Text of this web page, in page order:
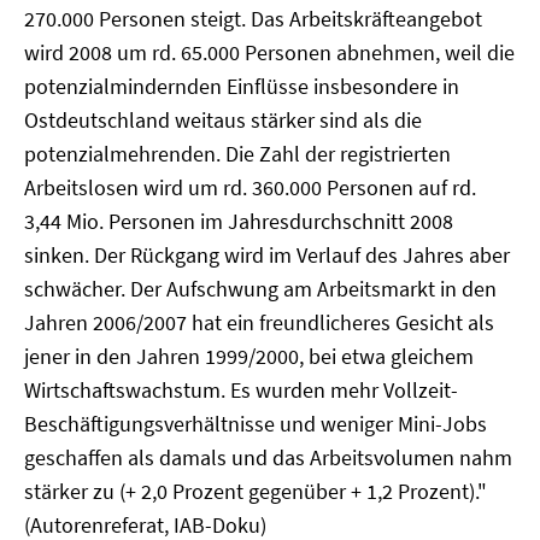
270.000 Personen steigt. Das Arbeitskräfteangebot
wird 2008 um rd. 65.000 Personen abnehmen, weil die
potenzialmindernden Einflüsse insbesondere in
Ostdeutschland weitaus stärker sind als die
potenzialmehrenden. Die Zahl der registrierten
Arbeitslosen wird um rd. 360.000 Personen auf rd.
3,44 Mio. Personen im Jahresdurchschnitt 2008
sinken. Der Rückgang wird im Verlauf des Jahres aber
schwächer. Der Aufschwung am Arbeitsmarkt in den
Jahren 2006/2007 hat ein freundlicheres Gesicht als
jener in den Jahren 1999/2000, bei etwa gleichem
Wirtschaftswachstum. Es wurden mehr Vollzeit-
Beschäftigungsverhältnisse und weniger Mini-Jobs
geschaffen als damals und das Arbeitsvolumen nahm
stärker zu (+ 2,0 Prozent gegenüber + 1,2 Prozent)."
(Autorenreferat, IAB-Doku)